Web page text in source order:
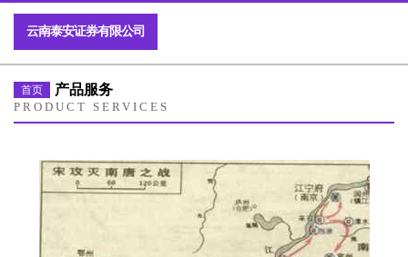
云南泰安证券有限公司
首页 产品服务
PRODUCT SERVICES